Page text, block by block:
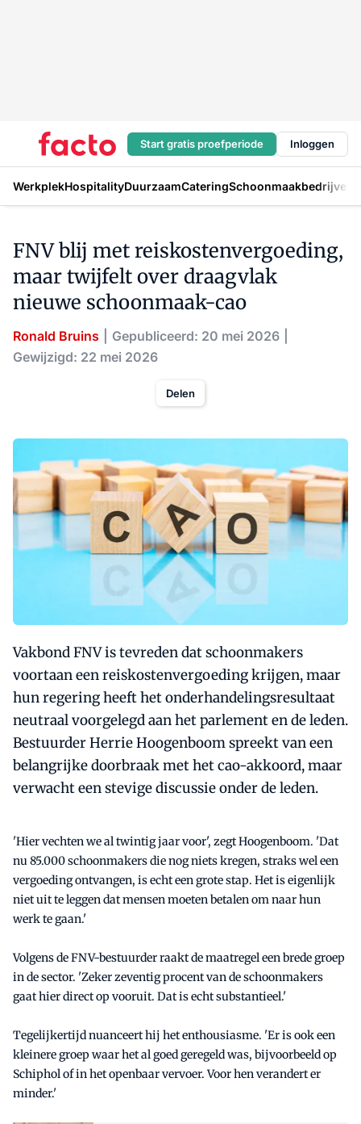
Start gratis proefperiode Inloggen
WerkplekHospitalityDuurzaamCateringSchoonmaakbedrijven
FNV blij met reiskostenvergoeding,
maar twijfelt over draagvlak
nieuwe schoonmaak-cao
Ronald Bruins
Gepubliceerd: 20 mei 2026
Gewijzigd: 22 mei 2026
Delen
Vakbond FNV is tevreden dat schoonmakers
voortaan een reiskostenvergoeding krijgen, maar
hun regering heeft het onderhandelingsresultaat
neutraal voorgelegd aan het parlement en de leden.
Bestuurder Herrie Hoogenboom spreekt van een
belangrijke doorbraak met het cao-akkoord, maar
verwacht een stevige discussie onder de leden.
'Hier vechten we al twintig jaar voor', zegt Hoogenboom. 'Dat
nu 85.000 schoonmakers die nog niets kregen, straks wel een
vergoeding ontvangen, is echt een grote stap. Het is eigenlijk
niet uit te leggen dat mensen moeten betalen om naar hun
werk te gaan.'
Volgens de FNV-bestuurder raakt de maatregel een brede groep
in de sector. 'Zeker zeventig procent van de schoonmakers
gaat hier direct op vooruit. Dat is echt substantieel.'
Tegelijkertijd nuanceert hij het enthousiasme. 'Er is ook een
kleinere groep waar het al goed geregeld was, bijvoorbeeld op
Schiphol of in het openbaar vervoer. Voor hen verandert er
minder.'